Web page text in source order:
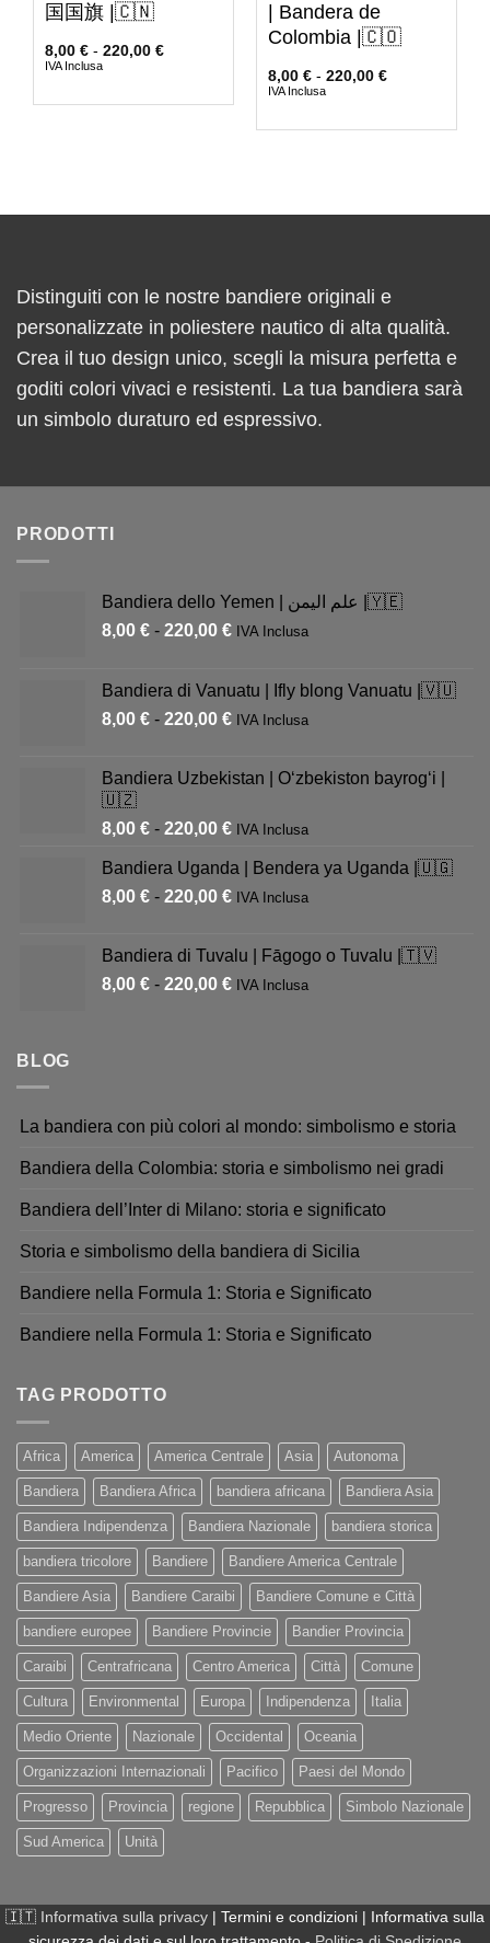
国国旗 |🇨🇳
8,00 € - 220,00 €
IVA Inclusa
| Bandera de
Colombia |🇨🇴
8,00 € - 220,00 €
IVA Inclusa
Distinguiti con le nostre bandiere originali e
personalizzate in poliestere nautico di alta qualità.
Crea il tuo design unico, scegli la misura perfetta e
goditi colori vivaci e resistenti. La tua bandiera sarà
un simbolo duraturo ed espressivo.
PRODOTTI
Bandiera dello Yemen | علم اليمن |🇾🇪
8,00 € - 220,00 € IVA Inclusa
Bandiera di Vanuatu | Ifly blong Vanuatu |🇻🇺
8,00 € - 220,00 € IVA Inclusa
Bandiera Uzbekistan | Oʻzbekiston bayrogʻi |
🇺🇿
8,00 € - 220,00 € IVA Inclusa
Bandiera Uganda | Bendera ya Uganda |🇺🇬
8,00 € - 220,00 € IVA Inclusa
Bandiera di Tuvalu | Fāgogo o Tuvalu |🇹🇻
8,00 € - 220,00 € IVA Inclusa
BLOG
La bandiera con più colori al mondo: simbolismo e storia
Bandiera della Colombia: storia e simbolismo nei gradi
Bandiera dell’Inter di Milano: storia e significato
Storia e simbolismo della bandiera di Sicilia
Bandiere nella Formula 1: Storia e Significato
Bandiere nella Formula 1: Storia e Significato
TAG PRODOTTO
Africa America America Centrale Asia Autonoma
Bandiera Bandiera Africa bandiera africana Bandiera Asia
Bandiera Indipendenza Bandiera Nazionale bandiera storica
bandiera tricolore Bandiere Bandiere America Centrale
Bandiere Asia Bandiere Caraibi Bandiere Comune e Città
bandiere europee Bandiere Provincie Bandier Provincia
Caraibi Centrafricana Centro America Città Comune
Cultura Environmental Europa Indipendenza Italia
Medio Oriente Nazionale Occidental Oceania
Organizzazioni Internazionali Pacifico Paesi del Mondo
Progresso Provincia regione Repubblica Simbolo Nazionale
Sud America Unità
🇮🇹 Informativa sulla privacy | Termini e condizioni | Informativa sulla